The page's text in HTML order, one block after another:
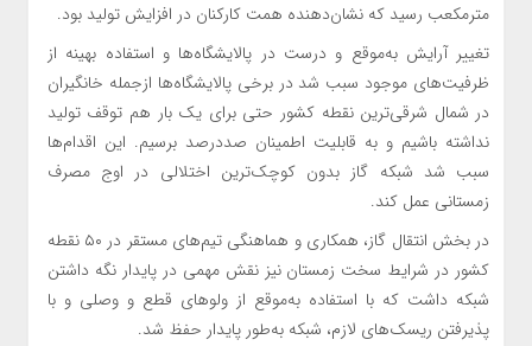
مترمکعب رسید که نشان‌دهنده همت کارکنان در افزایش تولید بود.
تغییر آرایش به‌موقع و درست در پالایشگاه‌ها و استفاده بهینه از
ظرفیت‌های موجود سبب شد در برخی پالایشگاه‌ها ازجمله خانگیران
در شمال شرقی‌ترین نقطه کشور حتی برای یک بار هم توقف تولید
نداشته باشیم و به قابلیت اطمینان صددرصد برسیم. این اقدام‌ها
سبب شد شبکه گاز بدون کوچک‌ترین اختلالی در اوج مصرف
زمستانی عمل کند.
در بخش انتقال گاز، همکاری و هماهنگی تیم‌های مستقر در ۵۰ نقطه
کشور در شرایط سخت زمستان نیز نقش مهمی در پایدار نگه داشتن
شبکه داشت که با استفاده به‌موقع از ولو‌های قطع و وصلی و با
پذیرفتن ریسک‌های لازم، شبکه به‌طور پایدار حفظ شد.